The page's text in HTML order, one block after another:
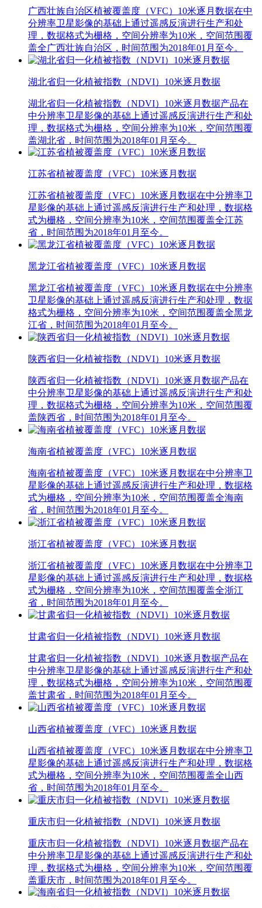
广西壮族自治区植被覆盖度（VFC）10米逐月数据在中
分辨率卫星影像的基础上通过遥感反演进行生产和处
理，数据格式为栅格，空间分辨率为10米，空间范围覆
盖全广西壮族自治区，时间范围为2018年01月至今。
湖北省归一化植被指数（NDVI）10米逐月数据
湖北省归一化植被指数（NDVI）10米逐月数据产品在
中分辨率卫星影像的基础上通过遥感反演进行生产和处
理，数据格式为栅格，空间分辨率为10米，空间范围覆
盖湖北省，时间范围为2018年01月至今。
江苏省植被覆盖度（VFC）10米逐月数据
江苏省植被覆盖度（VFC）10米逐月数据在中分辨率卫
星影像的基础上通过遥感反演进行生产和处理，数据格
式为栅格，空间分辨率为10米，空间范围覆盖全江苏
省，时间范围为2018年01月至今。
黑龙江省植被覆盖度（VFC）10米逐月数据
黑龙江省植被覆盖度（VFC）10米逐月数据在中分辨率
卫星影像的基础上通过遥感反演进行生产和处理，数据
格式为栅格，空间分辨率为10米，空间范围覆盖全黑龙
江省，时间范围为2018年01月至今。
陕西省归一化植被指数（NDVI）10米逐月数据
陕西省归一化植被指数（NDVI）10米逐月数据产品在
中分辨率卫星影像的基础上通过遥感反演进行生产和处
理，数据格式为栅格，空间分辨率为10米，空间范围覆
盖陕西省，时间范围为2018年01月至今。
海南省植被覆盖度（VFC）10米逐月数据
海南省植被覆盖度（VFC）10米逐月数据在中分辨率卫
星影像的基础上通过遥感反演进行生产和处理，数据格
式为栅格，空间分辨率为10米，空间范围覆盖全海南
省，时间范围为2018年01月至今。
浙江省植被覆盖度（VFC）10米逐月数据
浙江省植被覆盖度（VFC）10米逐月数据在中分辨率卫
星影像的基础上通过遥感反演进行生产和处理，数据格
式为栅格，空间分辨率为10米，空间范围覆盖全浙江
省，时间范围为2018年01月至今。
甘肃省归一化植被指数（NDVI）10米逐月数据
甘肃省归一化植被指数（NDVI）10米逐月数据产品在
中分辨率卫星影像的基础上通过遥感反演进行生产和处
理，数据格式为栅格，空间分辨率为10米，空间范围覆
盖甘肃省，时间范围为2018年01月至今。
山西省植被覆盖度（VFC）10米逐月数据
山西省植被覆盖度（VFC）10米逐月数据在中分辨率卫
星影像的基础上通过遥感反演进行生产和处理，数据格
式为栅格，空间分辨率为10米，空间范围覆盖全山西
省，时间范围为2018年01月至今。
重庆市归一化植被指数（NDVI）10米逐月数据
重庆市归一化植被指数（NDVI）10米逐月数据产品在
中分辨率卫星影像的基础上通过遥感反演进行生产和处
理，数据格式为栅格，空间分辨率为10米，空间范围覆
盖重庆市，时间范围为2018年01月至今。